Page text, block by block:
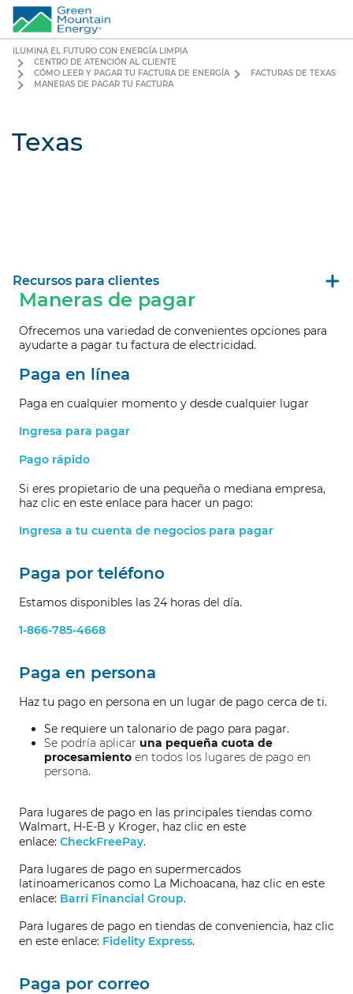
ILUMINA EL FUTURO CON ENERGÍA LIMPIA
CENTRO DE ATENCIÓN AL CLIENTE
CÓMO LEER Y PAGAR TU FACTURA DE ENERGÍA
FACTURAS DE TEXAS
MANERAS DE PAGAR TU FACTURA
Texas
Recursos para clientes
Maneras de pagar
Ofrecemos una variedad de convenientes opciones para
ayudarte a pagar tu factura de electricidad.
Paga en línea
Paga en cualquier momento y desde cualquier lugar
Ingresa para pagar
Pago rápido
Si eres propietario de una pequeña o mediana empresa,
haz clic en este enlace para hacer un pago:
Ingresa a tu cuenta de negocios para pagar
Paga por teléfono
Estamos disponibles las 24 horas del día.
1-866-785-4668
Paga en persona
Haz tu pago en persona en un lugar de pago cerca de ti.
Se requiere un talonario de pago para pagar.
Se podría aplicar una pequeña cuota de
procesamiento en todos los lugares de pago en
persona.
Para lugares de pago en las principales tiendas como
Walmart, H-E-B y Kroger, haz clic en este
enlace: CheckFreePay.
Para lugares de pago en supermercados
latinoamericanos como La Michoacana, haz clic en este
enlace: Barri Financial Group.
Para lugares de pago en tiendas de conveniencia, haz clic
en este enlace: Fidelity Express.
Paga por correo